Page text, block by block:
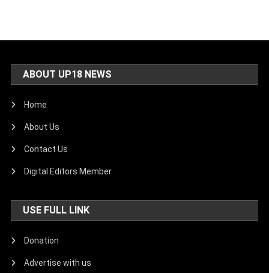
ABOUT UP18 NEWS
Home
About Us
Contact Us
Digital Editors Member
USE FULL LINK
Donation
Advertise with us